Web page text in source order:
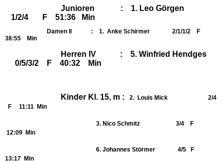
Junioren : 1. Leo Görgen
1/2/4 F 51:36 Min
Damen II : 1. Anke Schirmer 2/1/1/2 F
38:55 Min
Herren IV : 5. Winfried Hendges
0/5/3/2 F 40:32 Min
Kinder Kl. 15, m :
2. Louis Mick 2/4
F 11:11 Min
3. Nico Schmitz 3/4 F
12:09 Min
6. Johannes Störmer 4/5 F
13:17 Min